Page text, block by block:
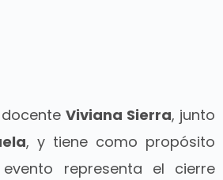
Viviana Sierra, junto
, y tiene como propósito
representa el cierre